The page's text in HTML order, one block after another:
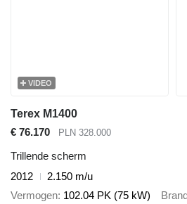
VIDEO
Terex M1400
€ 76.170
PLN 328.000
Trillende scherm
2012
2.150 m/u
Vermogen 102.04 PK (75 kW)